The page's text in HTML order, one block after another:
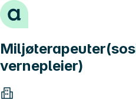
Hopp til innhold
vernepleier)